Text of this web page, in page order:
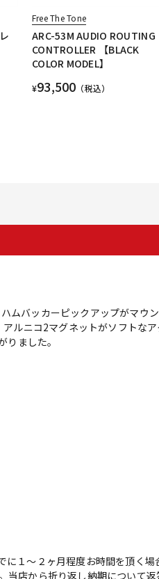
Free The Tone
ARC-53M AUDIO ROUTING
CONTROLLER 【BLACK
COLOR MODEL】
¥93,500 （税込）
バッカーピックアップがマウ
ルニコ2マグネットがソフトな
ました。
１～２ヶ月程度お時間を頂く場
店から折り返し納期について返